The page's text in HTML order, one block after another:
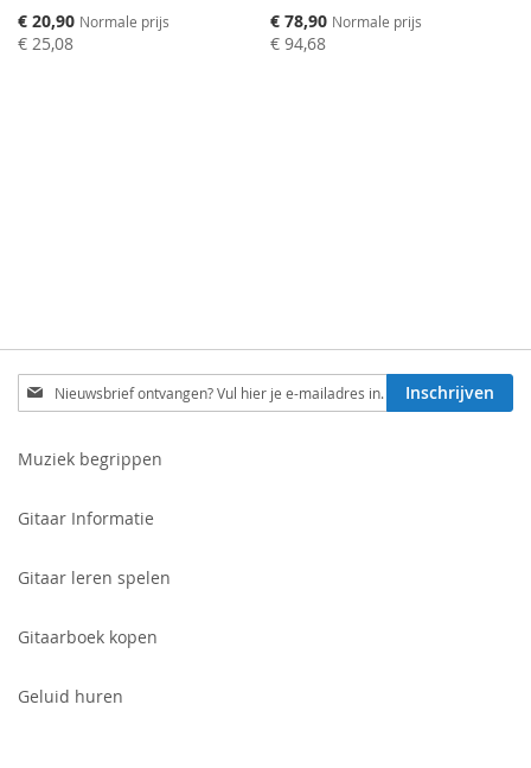
Speciale
prijs
€ 20,90 Normale prijs
€ 25,08
Speciale
prijs
€ 78,90 Normale prijs
€ 94,68
Schrijf
je
voor
Inschrijven
Muziek begrippen
Gitaar Informatie
Gitaar leren spelen
Gitaarboek kopen
Geluid huren